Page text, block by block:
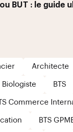
ou BUT : le guide
Architecte
Biologiste BTS
Commerce
BTS